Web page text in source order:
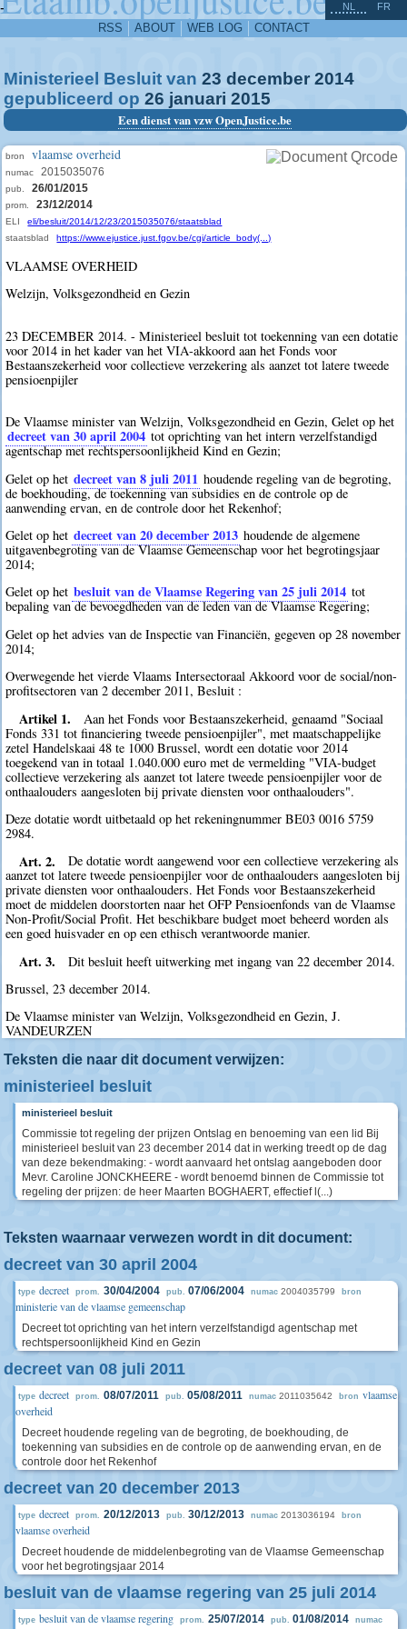
-
RSS ABOUT WEB LOG CONTACT
NL FR
Ministerieel Besluit van 23 december 2014
gepubliceerd op 26 januari 2015
Een dienst van vzw OpenJustice.be
bron vlaamse overheid
numac 2015035076
pub. 26/01/2015
prom. 23/12/2014
ELI
eli/besluit/2014/12/23/2015035076/staatsblad
staatsblad
https://www.ejustice.just.fgov.be/cgi/article_body(...)
VLAAMSE OVERHEID
Welzijn, Volksgezondheid en Gezin
23 DECEMBER 2014. - Ministerieel besluit tot toekenning van een dotatie
voor 2014 in het kader van het VIA-akkoord aan het Fonds voor
Bestaanszekerheid voor collectieve verzekering als aanzet tot latere tweede
pensioenpijler
De Vlaamse minister van Welzijn, Volksgezondheid en Gezin, Gelet op het
decreet van 30 april 2004 tot oprichting van het intern verzelfstandigd
agentschap met rechtspersoonlijkheid Kind en Gezin;
Gelet op het decreet van 8 juli 2011 houdende regeling van de begroting,
de boekhouding, de toekenning van subsidies en de controle op de
aanwending ervan, en de controle door het Rekenhof;
Gelet op het decreet van 20 december 2013 houdende de algemene
uitgavenbegroting van de Vlaamse Gemeenschap voor het begrotingsjaar
2014;
Gelet op het besluit van de Vlaamse Regering van 25 juli 2014 tot
bepaling van de bevoegdheden van de leden van de Vlaamse Regering;
Gelet op het advies van de Inspectie van Financiën, gegeven op 28 november
2014;
Overwegende het vierde Vlaams Intersectoraal Akkoord voor de social/non-
profitsectoren van 2 december 2011, Besluit :
Artikel 1.
Aan het Fonds voor Bestaanszekerheid, genaamd "Sociaal
Fonds 331 tot financiering tweede pensioenpijler", met maatschappelijke
zetel Handelskaai 48 te 1000 Brussel, wordt een dotatie voor 2014
toegekend van in totaal 1.040.000 euro met de vermelding "VIA-budget
collectieve verzekering als aanzet tot latere tweede pensioenpijler voor de
onthaalouders aangesloten bij private diensten voor onthaalouders".
Deze dotatie wordt uitbetaald op het rekeningnummer BE03 0016 5759
2984.
Art. 2.
De dotatie wordt aangewend voor een collectieve verzekering als
aanzet tot latere tweede pensioenpijler voor de onthaalouders aangesloten bij
private diensten voor onthaalouders. Het Fonds voor Bestaanszekerheid
moet de middelen doorstorten naar het OFP Pensioenfonds van de Vlaamse
Non-Profit/Social Profit. Het beschikbare budget moet beheerd worden als
een goed huisvader en op een ethisch verantwoorde manier.
Art. 3.
Dit besluit heeft uitwerking met ingang van 22 december 2014.
Brussel, 23 december 2014.
De Vlaamse minister van Welzijn, Volksgezondheid en Gezin, J.
VANDEURZEN
Teksten die naar dit document verwijzen:
ministerieel besluit
ministerieel besluit
Commissie tot regeling der prijzen Ontslag en benoeming van een lid Bij
ministerieel besluit van 23 december 2014 dat in werking treedt op de dag
van deze bekendmaking: - wordt aanvaard het ontslag aangeboden door
Mevr. Caroline JONCKHEERE - wordt benoemd binnen de Commissie tot
regeling der prijzen: de heer Maarten BOGHAERT, effectief l(...)
Teksten waarnaar verwezen wordt in dit document:
decreet van 30 april 2004
type decreet prom. 30/04/2004 pub. 07/06/2004 numac 2004035799 bron
ministerie van de vlaamse gemeenschap
Decreet tot oprichting van het intern verzelfstandigd agentschap met
rechtspersoonlijkheid Kind en Gezin
decreet van 08 juli 2011
type decreet prom. 08/07/2011 pub. 05/08/2011 numac 2011035642 bron vlaamse
overheid
Decreet houdende regeling van de begroting, de boekhouding, de
toekenning van subsidies en de controle op de aanwending ervan, en de
controle door het Rekenhof
decreet van 20 december 2013
type decreet prom. 20/12/2013 pub. 30/12/2013 numac 2013036194 bron
vlaamse overheid
Decreet houdende de middelenbegroting van de Vlaamse Gemeenschap
voor het begrotingsjaar 2014
besluit van de vlaamse regering van 25 juli 2014
type besluit van de vlaamse regering prom. 25/07/2014 pub. 01/08/2014 numac
^